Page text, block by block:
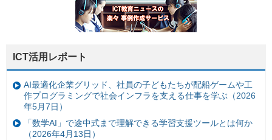
ICT活用レポート
AI最適化企業グリッド、社員の子どもたちが配船ゲームや工
作プログラミングで社会インフラを支える仕事を学ぶ（2026
年5月7日）
「数学AI」で途中式まで理解できる学習支援ツールとは何か
（2026年4月13日）